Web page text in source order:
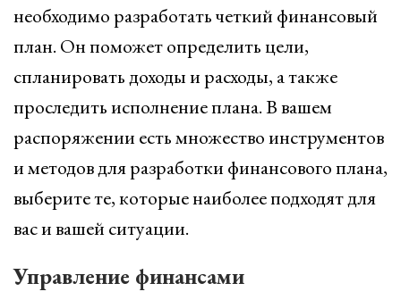
необходимо разработать четкий финансовый
план. Он поможет определить цели,
спланировать доходы и расходы, а также
проследить исполнение плана. В вашем
распоряжении есть множество инструментов
и методов для разработки финансового плана,
выберите те, которые наиболее подходят для
вас и вашей ситуации.
Управление финансами